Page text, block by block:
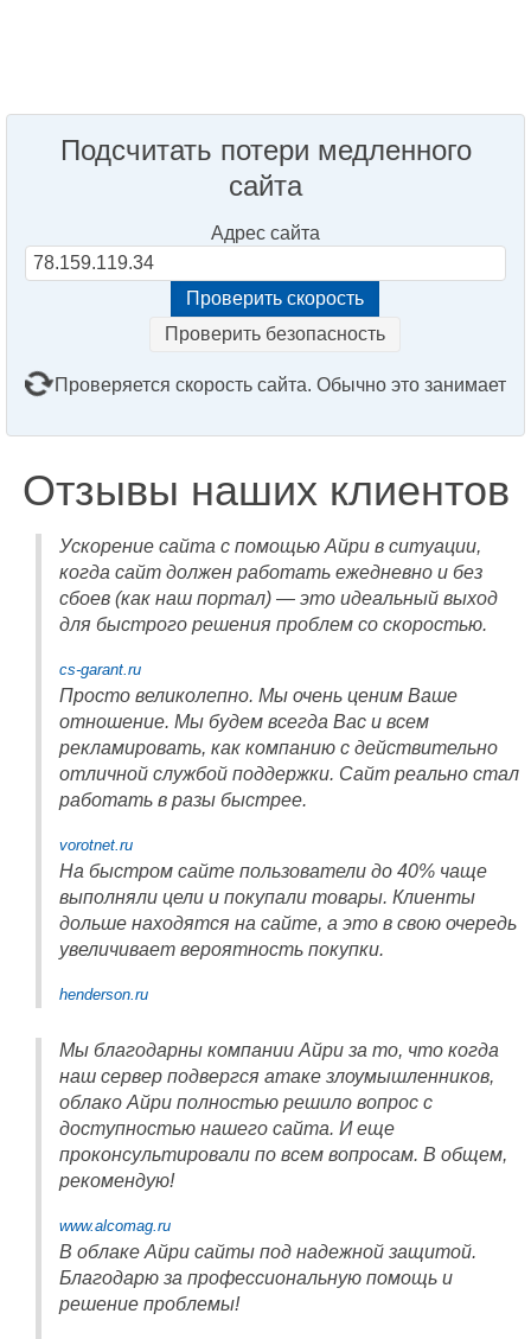
Подсчитать потери медленного
сайта
Адрес сайта
Проверить безопасность
Проверяется скорость сайта. Обычно это занимает
Отзывы наших клиентов
Ускорение сайта с помощью Айри в ситуации,
когда сайт должен работать ежедневно и без
сбоев (как наш портал) — это идеальный выход
для быстрого решения проблем со скоростью.
cs-garant.ru
Просто великолепно. Мы очень ценим Ваше
отношение. Мы будем всегда Вас и всем
рекламировать, как компанию с действительно
отличной службой поддержки. Сайт реально стал
работать в разы быстрее.
vorotnet.ru
На быстром сайте пользователи до 40% чаще
выполняли цели и покупали товары. Клиенты
дольше находятся на сайте, а это в свою очередь
увеличивает вероятность покупки.
henderson.ru
Мы благодарны компании Айри за то, что когда
наш сервер подвергся атаке злоумышленников,
облако Айри полностью решило вопрос с
доступностью нашего сайта. И еще
проконсультировали по всем вопросам. В общем,
рекомендую!
www.alcomag.ru
В облаке Айри сайты под надежной защитой.
Благодарю за профессиональную помощь и
решение проблемы!